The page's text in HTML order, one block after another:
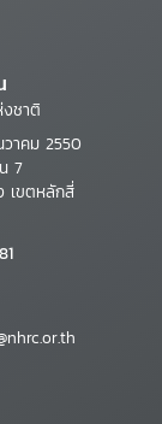
ชาติ
าคม 2550
7
เขตหลักสี่